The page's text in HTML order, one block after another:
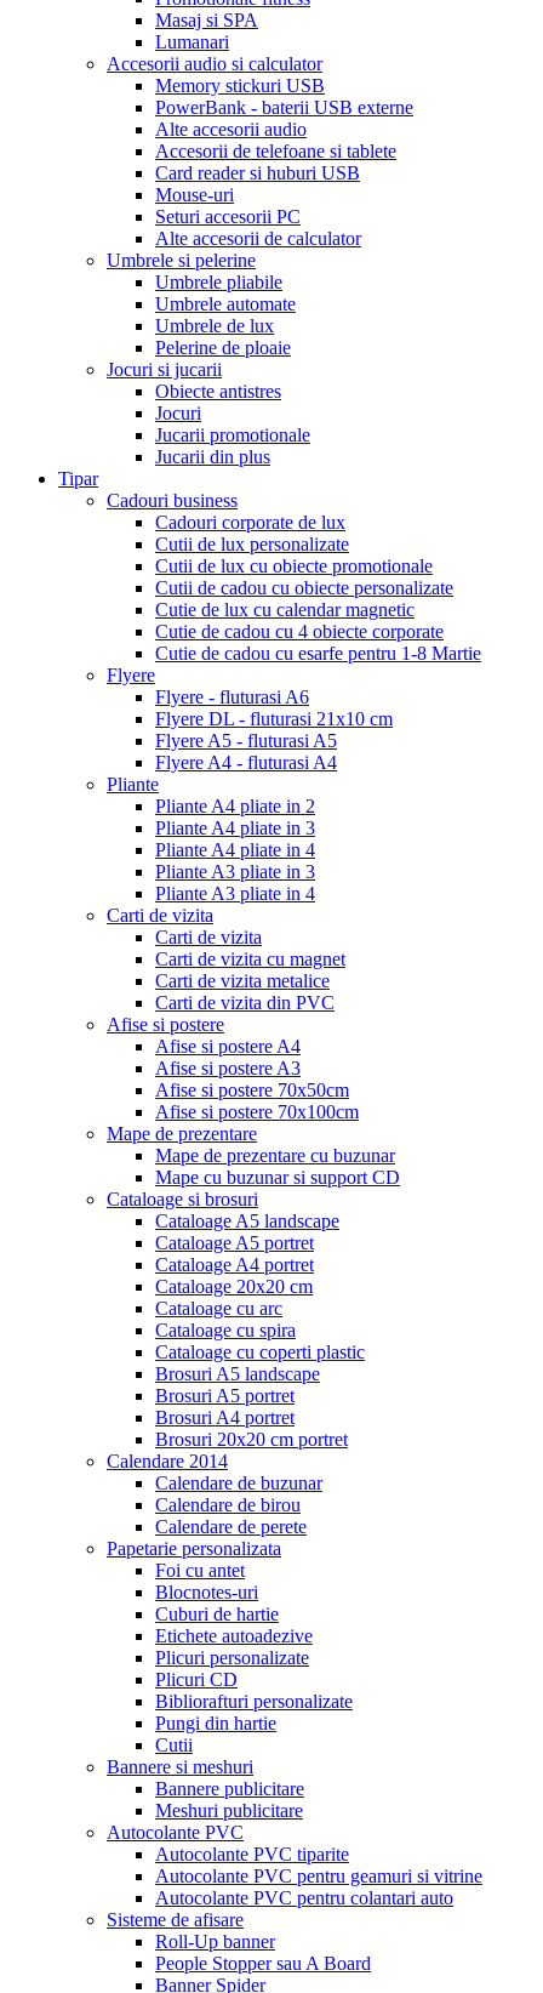
Masaj si SPA
Lumanari
Accesorii audio si calculator
Memory stickuri USB
PowerBank - baterii USB externe
Alte accesorii audio
Accesorii de telefoane si tablete
Card reader si huburi USB
Mouse-uri
Seturi accesorii PC
Alte accesorii de calculator
Umbrele si pelerine
Umbrele pliabile
Umbrele automate
Umbrele de lux
Pelerine de ploaie
Jocuri si jucarii
Obiecte antistres
Jocuri
Jucarii promotionale
Jucarii din plus
Tipar
Cadouri business
Cadouri corporate de lux
Cutii de lux personalizate
Cutii de lux cu obiecte promotionale
Cutii de cadou cu obiecte personalizate
Cutie de lux cu calendar magnetic
Cutie de cadou cu 4 obiecte corporate
Cutie de cadou cu esarfe pentru 1-8 Martie
Flyere
Flyere - fluturasi A6
Flyere DL - fluturasi 21x10 cm
Flyere A5 - fluturasi A5
Flyere A4 - fluturasi A4
Pliante
Pliante A4 pliate in 2
Pliante A4 pliate in 3
Pliante A4 pliate in 4
Pliante A3 pliate in 3
Pliante A3 pliate in 4
Carti de vizita
Carti de vizita
Carti de vizita cu magnet
Carti de vizita metalice
Carti de vizita din PVC
Afise si postere
Afise si postere A4
Afise si postere A3
Afise si postere 70x50cm
Afise si postere 70x100cm
Mape de prezentare
Mape de prezentare cu buzunar
Mape cu buzunar si support CD
Cataloage si brosuri
Cataloage A5 landscape
Cataloage A5 portret
Cataloage A4 portret
Cataloage 20x20 cm
Cataloage cu arc
Cataloage cu spira
Cataloage cu coperti plastic
Brosuri A5 landscape
Brosuri A5 portret
Brosuri A4 portret
Brosuri 20x20 cm portret
Calendare 2014
Calendare de buzunar
Calendare de birou
Calendare de perete
Papetarie personalizata
Foi cu antet
Blocnotes-uri
Cuburi de hartie
Etichete autoadezive
Plicuri personalizate
Plicuri CD
Bibliorafturi personalizate
Pungi din hartie
Cutii
Bannere si meshuri
Bannere publicitare
Meshuri publicitare
Autocolante PVC
Autocolante PVC tiparite
Autocolante PVC pentru geamuri si vitrine
Autocolante PVC pentru colantari auto
Sisteme de afisare
Roll-Up banner
People Stopper sau A Board
Banner Spider